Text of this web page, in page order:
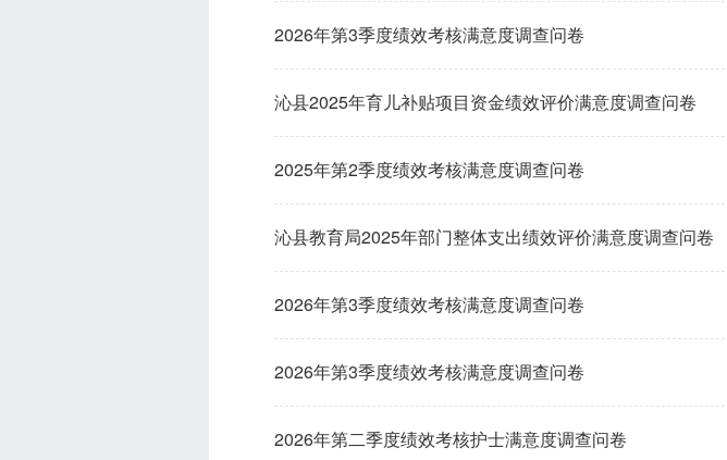
2026年第3季度绩效考核满意度调查问卷
沁县2025年育儿补贴项目资金绩效评价满意度调查问卷
2025年第2季度绩效考核满意度调查问卷
沁县教育局2025年部门整体支出绩效评价满意度调查问卷
2026年第3季度绩效考核满意度调查问卷
2026年第3季度绩效考核满意度调查问卷
2026年第二季度绩效考核护士满意度调查问卷